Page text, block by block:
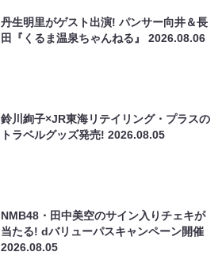
丹生明里がゲスト出演! パンサー向井＆長
田『くるま温泉ちゃんねる』2026.08.06
鈴川絢子×JR東海リテイリング・プラスの
トラベルグッズ発売!2026.08.05
NMB48・田中美空のサイン入りチェキが
当たる! dバリューパスキャンペーン開催
2026.08.05